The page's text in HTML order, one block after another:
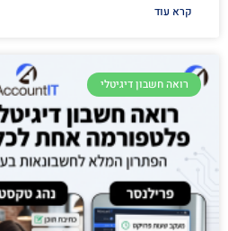
קרא עוד
רואה חשבון דיגיטלי